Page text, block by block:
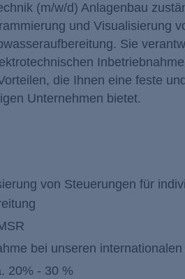
(m/w/d) Anlagenbau
und Visualisierung
Sie
die Ihnen eine feste
Unternehmen bietet.
von Steuerungen für
bei unseren
20% - 30 %